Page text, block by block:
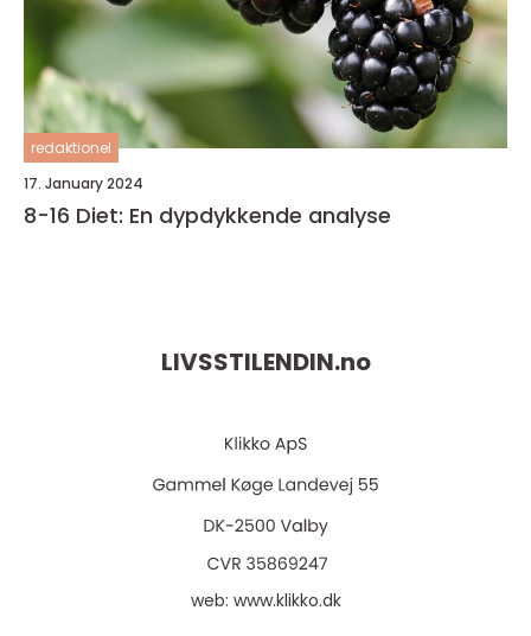
redaktionel
17. January 2024
8-16 Diet: En dypdykkende analyse
LIVSSTILENDIN.no
web: www.klikko.dk